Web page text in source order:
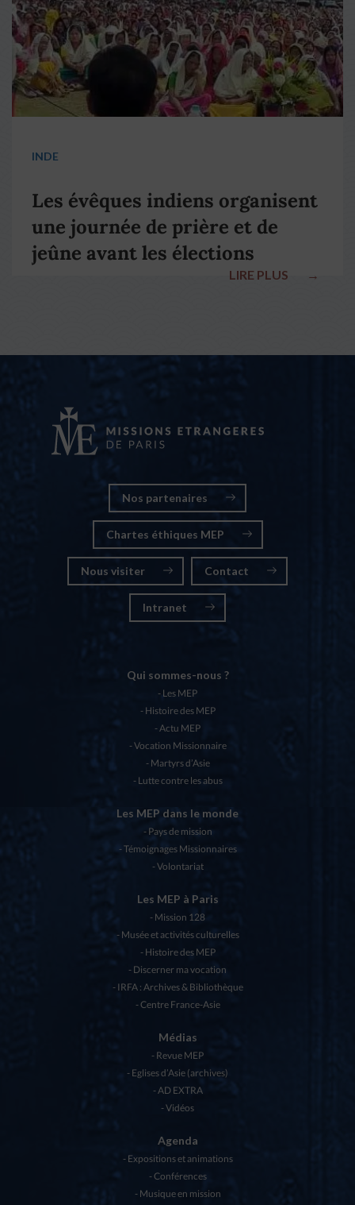
INDE
Les évêques indiens organisent
une journée de prière et de
jeûne avant les élections
LIRE PLUS →
Nos partenaires
Chartes éthiques MEP
Nous visiter Contact
Intranet
Qui sommes-nous ?
Les MEP
Histoire des MEP
Actu MEP
Vocation Missionnaire
Martyrs d’Asie
Lutte contre les abus
Les MEP dans le monde
Pays de mission
Témoignages Missionnaires
Volontariat
Les MEP à Paris
Mission 128
Musée et activités culturelles
Histoire des MEP
Discerner ma vocation
IRFA : Archives & Bibliothèque
Centre France-Asie
Médias
Revue MEP
Eglises d’Asie (archives)
AD EXTRA
Vidéos
Agenda
Expositions et animations
Conférences
Musique en mission